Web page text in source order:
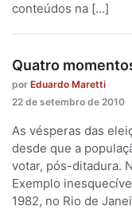
conteúdos na […]
Quatro
por Eduardo Maretti
22 de setembro de 2010
As vésperas das
desde que a
votar, pós-ditadura.
Exemplo
1982, no Rio de